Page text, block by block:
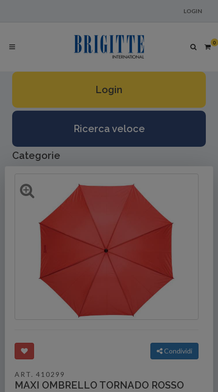
LOGIN
0
Login
Ricerca veloce
Categorie
Condividi
ART. 410299
MAXI OMBRELLO TORNADO ROSSO